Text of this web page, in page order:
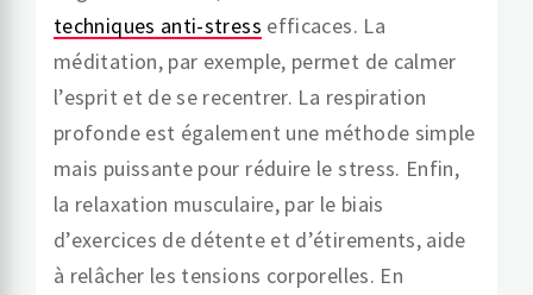
techniques anti-stress efficaces. La
méditation, par exemple, permet de calmer
l’esprit et de se recentrer. La respiration
profonde est également une méthode simple
mais puissante pour réduire le stress. Enfin,
la relaxation musculaire, par le biais
d’exercices de détente et d’étirements, aide
à relâcher les tensions corporelles. En